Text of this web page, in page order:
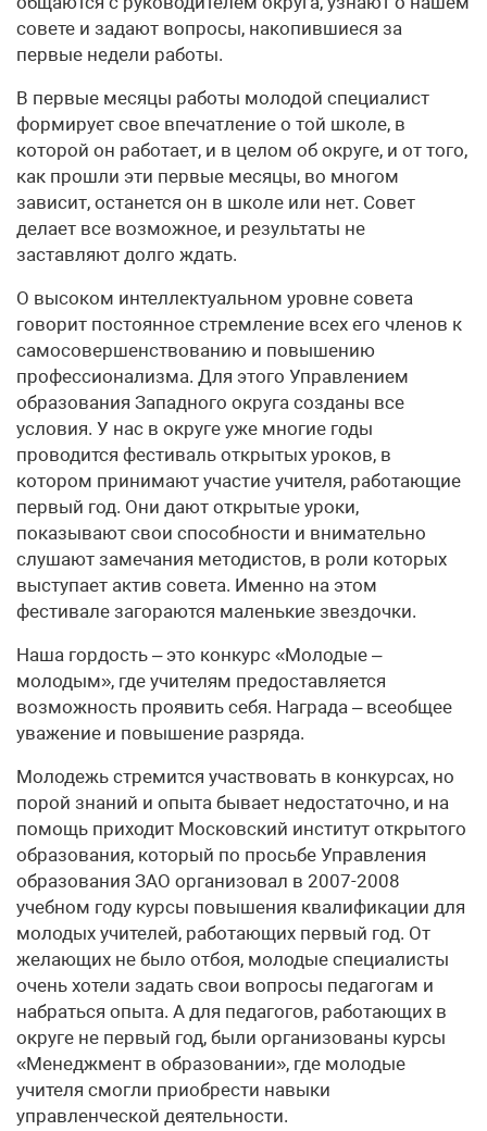
совете и задают вопросы, накопившиеся за
первые недели работы.
В первые месяцы работы молодой специалист
формирует свое впечатление о той школе, в
которой он работает, и в целом об округе, и от того,
как прошли эти первые месяцы, во многом
зависит, останется он в школе или нет. Совет
делает все возможное, и результаты не
заставляют долго ждать.
О высоком интеллектуальном уровне совета
говорит постоянное стремление всех его членов к
самосовершенствованию и повышению
профессионализма. Для этого Управлением
образования Западного округа созданы все
условия. У нас в округе уже многие годы
проводится фестиваль открытых уроков, в
котором принимают участие учителя, работающие
первый год. Они дают открытые уроки,
показывают свои способности и внимательно
слушают замечания методистов, в роли которых
выступает актив совета. Именно на этом
фестивале загораются маленькие звездочки.
Наша гордость – это конкурс «Молодые –
молодым», где учителям предоставляется
возможность проявить себя. Награда – всеобщее
уважение и повышение разряда.
Молодежь стремится участвовать в конкурсах, но
порой знаний и опыта бывает недостаточно, и на
помощь приходит Московский институт открытого
образования, который по просьбе Управления
образования ЗАО организовал в 2007-2008
учебном году курсы повышения квалификации для
молодых учителей, работающих первый год. От
желающих не было отбоя, молодые специалисты
очень хотели задать свои вопросы педагогам и
набраться опыта. А для педагогов, работающих в
округе не первый год, были организованы курсы
«Менеджмент в образовании», где молодые
учителя смогли приобрести навыки
управленческой деятельности.